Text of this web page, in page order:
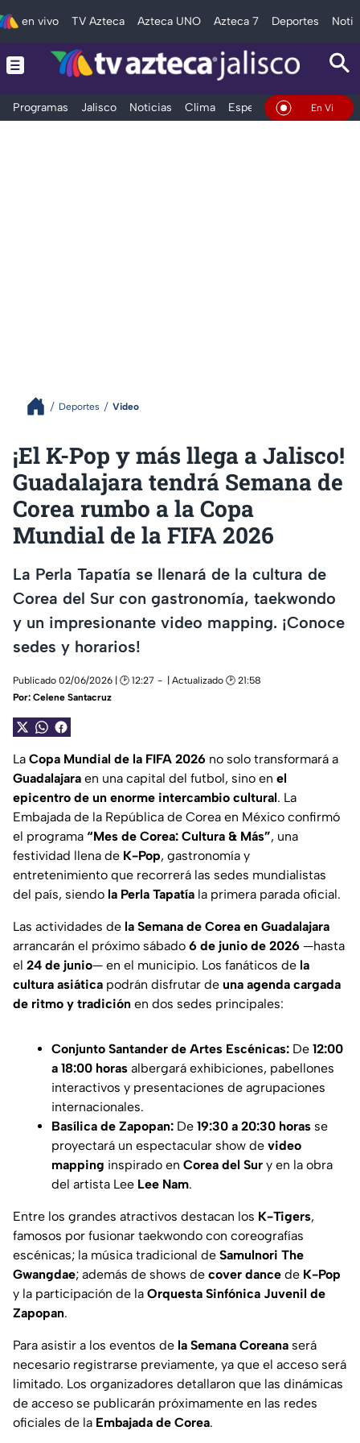
en vivo TV Azteca Azteca UNO Azteca 7 Deportes
Programas Jalisco Noticias Clima Espectáculos Deportes
En Vivo
Deportes Video
¡El K-Pop y más llega a Jalisco!
Guadalajara tendrá Semana de
Corea rumbo a la Copa
Mundial de la FIFA 2026
La Perla Tapatía se llenará de la cultura de
Corea del Sur con gastronomía, taekwondo
y un impresionante video mapping. ¡Conoce
sedes y horarios!
Publicado 02/06/2026 | 🕑 12:27
| Actualizado 🕑 21:58
Por: Celene Santacruz
La Copa Mundial de la FIFA 2026 no solo transformará a
Guadalajara en una capital del futbol, sino en el
epicentro de un enorme intercambio cultural. La
Embajada de la República de Corea en México confirmó
el programa “Mes de Corea: Cultura & Más”, una
festividad llena de K-Pop, gastronomía y
entretenimiento que recorrerá las sedes mundialistas
del país, siendo la Perla Tapatía la primera parada oficial.
Las actividades de la Semana de Corea en Guadalajara
arrancarán el próximo sábado 6 de junio de 2026 —hasta
el 24 de junio— en el municipio. Los fanáticos de la
cultura asiática podrán disfrutar de una agenda cargada
de ritmo y tradición en dos sedes principales:
Conjunto Santander de Artes Escénicas: De 12:00
a 18:00 horas albergará exhibiciones, pabellones
interactivos y presentaciones de agrupaciones
internacionales.
Basílica de Zapopan: De 19:30 a 20:30 horas se
proyectará un espectacular show de video
mapping inspirado en Corea del Sur y en la obra
del artista Lee Lee Nam.
Entre los grandes atractivos destacan los K-Tigers,
famosos por fusionar taekwondo con coreografías
escénicas; la música tradicional de Samulnori The
Gwangdae; además de shows de cover dance de K-Pop
y la participación de la Orquesta Sinfónica Juvenil de
Zapopan.
Para asistir a los eventos de la Semana Coreana será
necesario registrarse previamente, ya que el acceso será
limitado. Los organizadores detallaron que las dinámicas
de acceso se publicarán próximamente en las redes
oficiales de la Embajada de Corea.